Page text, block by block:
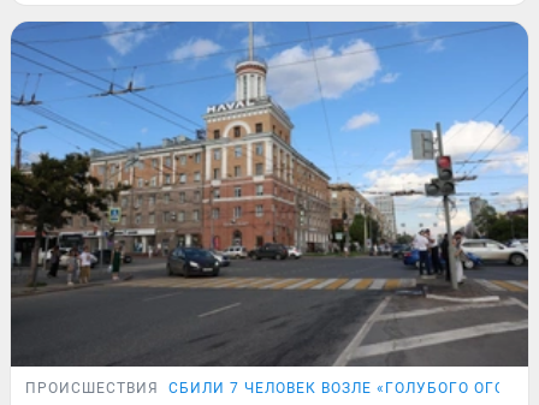
ПРОИСШЕСТВИЯ СБИЛИ 7 ЧЕЛОВЕК ВОЗЛЕ «ГОЛУБОГО